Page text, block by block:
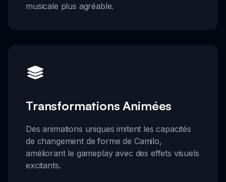
musicale plus agréable.
Transformations Animées
Des animations uniques imitent les capacités
de changement de forme de Camilo,
améliorant le gameplay avec des effets visuels
excitants.